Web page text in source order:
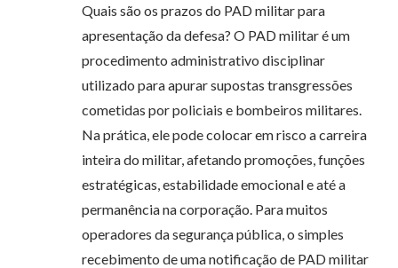
Quais são os prazos do PAD militar para
apresentação da defesa? O PAD militar é um
procedimento administrativo disciplinar
utilizado para apurar supostas transgressões
cometidas por policiais e bombeiros militares.
Na prática, ele pode colocar em risco a carreira
inteira do militar, afetando promoções, funções
estratégicas, estabilidade emocional e até a
permanência na corporação. Para muitos
operadores da segurança pública, o simples
recebimento de uma notificação de PAD militar